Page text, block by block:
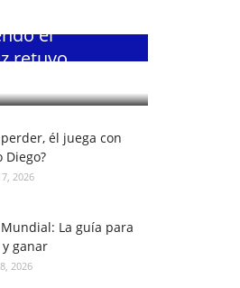
el
retuvo...
él juega con
Diego?
2026
La guía para
ganar
2026